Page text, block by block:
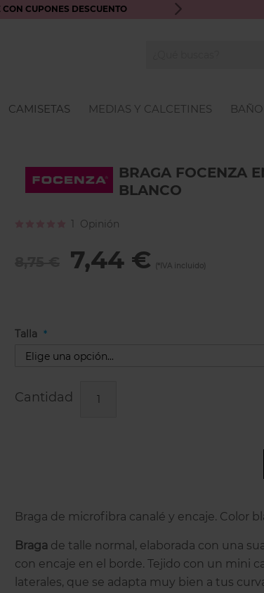
CUPONES DESCUENTO ENVÍO GRATIS A
CAMISETAS MEDIAS Y CALCETINES BAÑO
BRAGA FOCENZA
BLANCO
Calificación:1 Opinión
7,44 €
Talla
Cantidad
Braga de microfibra canalé y encaje. Color
Braga de talle normal, elaborada con una
con encaje en el borde. Tejido con un mini
laterales, que se adapta muy bien a tus